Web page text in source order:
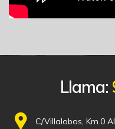
Llama:
C/Villalobos, Km.0